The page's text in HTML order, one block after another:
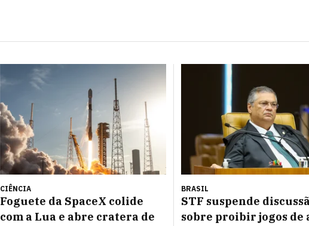
CIÊNCIA
Foguete da SpaceX colide
com a Lua e abre cratera de
BRASIL
STF suspende
sobre proibir jogos de